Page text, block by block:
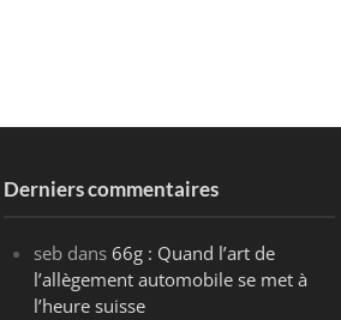
Derniers commentaires
seb dans66g : Quand l’art de
l’allègement automobile se met à
l’heure suisse